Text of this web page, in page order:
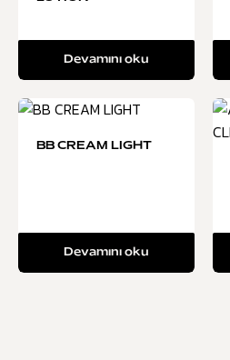
Devamını oku
BB CREAM LIGHT
Devamını oku